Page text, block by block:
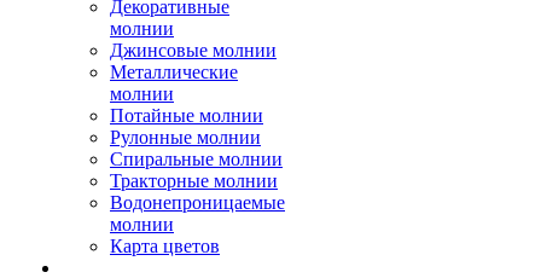
Декоративные
молнии
Джинсовые молнии
Металлические
молнии
Потайные молнии
Рулонные молнии
Спиральные молнии
Тракторные молнии
Водонепроницаемые
молнии
Карта цветов